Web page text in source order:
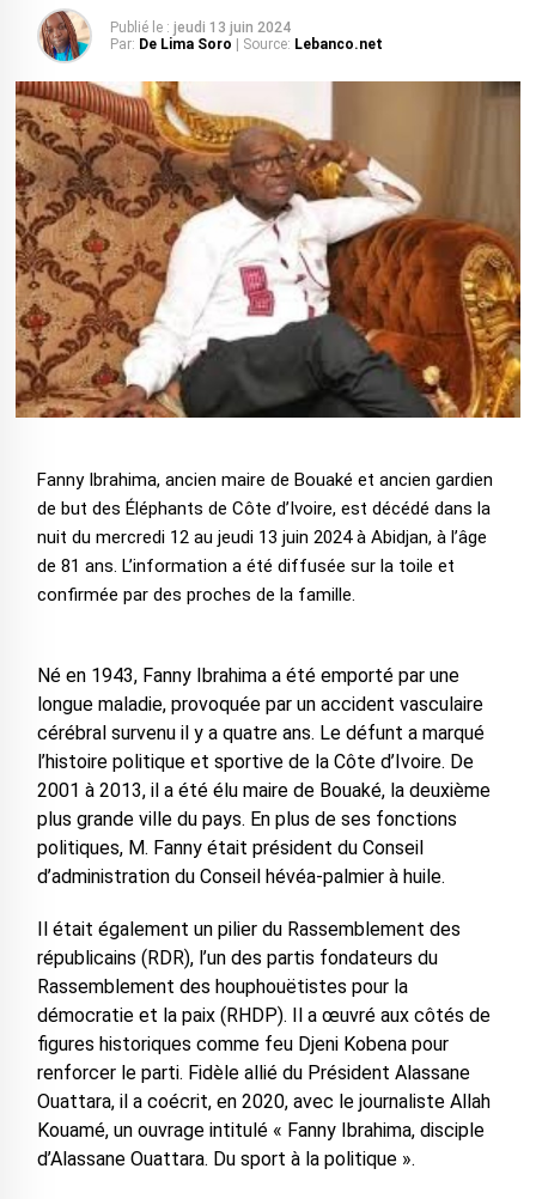
Publié le : jeudi 13 juin 2024
Par: De Lima Soro | Source: Lebanco.net
Fanny Ibrahima, ancien maire de Bouaké et ancien gardien
de but des Éléphants de Côte d’Ivoire, est décédé dans la
nuit du mercredi 12 au jeudi 13 juin 2024 à Abidjan, à l’âge
de 81 ans. L’information a été diffusée sur la toile et
confirmée par des proches de la famille.
Né en 1943, Fanny Ibrahima a été emporté par une
longue maladie, provoquée par un accident vasculaire
cérébral survenu il y a quatre ans. Le défunt a marqué
l’histoire politique et sportive de la Côte d’Ivoire. De
2001 à 2013, il a été élu maire de Bouaké, la deuxième
plus grande ville du pays. En plus de ses fonctions
politiques, M. Fanny était président du Conseil
d’administration du Conseil hévéa-palmier à huile.
Il était également un pilier du Rassemblement des
républicains (RDR), l’un des partis fondateurs du
Rassemblement des houphouëtistes pour la
démocratie et la paix (RHDP). Il a œuvré aux côtés de
figures historiques comme feu Djeni Kobena pour
renforcer le parti. Fidèle allié du Président Alassane
Ouattara, il a coécrit, en 2020, avec le journaliste Allah
Kouamé, un ouvrage intitulé « Fanny Ibrahima, disciple
d’Alassane Ouattara. Du sport à la politique ».